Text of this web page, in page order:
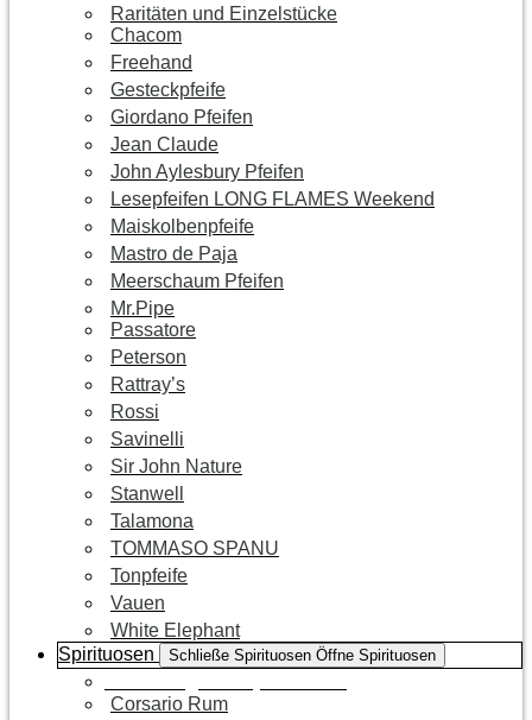
Raritäten und Einzelstücke
Chacom
Freehand
Gesteckpfeife
Giordano Pfeifen
Jean Claude
John Aylesbury Pfeifen
Lesepfeifen LONG FLAMES Weekend
Maiskolbenpfeife
Mastro de Paja
Meerschaum Pfeifen
Mr.Pipe
Passatore
Peterson
Rattray’s
Rossi
Savinelli
Sir John Nature
Stanwell
Talamona
TOMMASO SPANU
Tonpfeife
Vauen
White Elephant
Spirituosen
Schließe Spirituosen Öffne Spirituosen
Corsario Rum